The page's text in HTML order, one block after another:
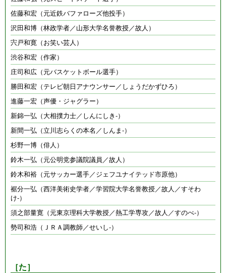
佐藤和宏（元近鉄バファローズ他投手）
沢田和博（林政学者／山形大学名誉教授／故人）
宍戸和寛（お笑い芸人）
渋谷和宏（作家）
庄司和広（元バスケットボール選手）
勝田和宏（テレビ朝日アナウンサー／しょうだかずひろ）
進藤一宏（声優・ジャグラー）
新錦一弘（大相撲力士／しんにしき-）
新間一弘（立川志らくの本名／しんま-）
杉野一博（俳人）
鈴木一弘（元公明党参議院議員／故人）
鈴木和裕（元サッカー選手／ジェフユナイテッド市原他）
裾分一弘（西洋美術史学者／学習院大学名誉教授／故人／すそわ
け-）
須之部量寛（元東京理科大学教授／熱工学専攻／故人／すのべ-）
勢司和浩（ＪＲＡ調教師／せいし-）
［た］